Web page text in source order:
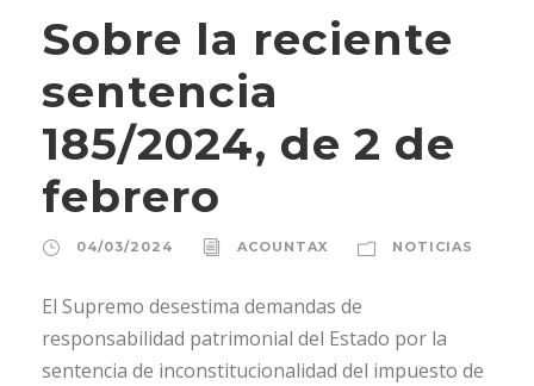
Sobre la reciente
sentencia
185/2024, de 2 de
febrero
04/03/2024 ACOUNTAX NOTICIAS
El Supremo desestima demandas de
responsabilidad patrimonial del Estado por la
sentencia de inconstitucionalidad del impuesto de